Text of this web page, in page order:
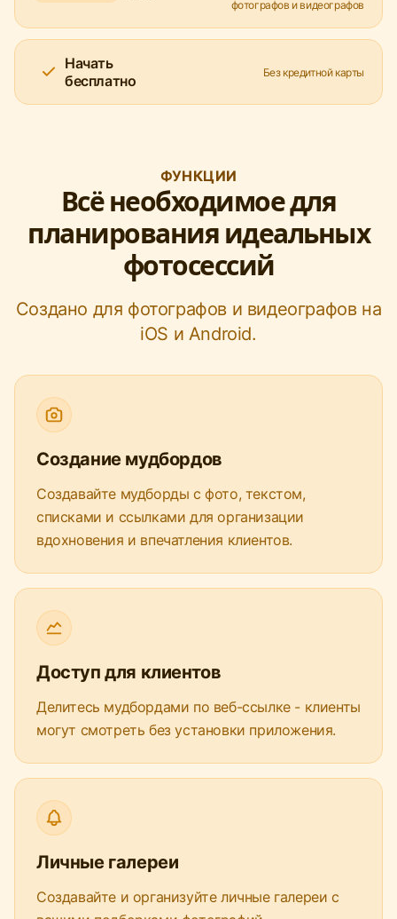
фотографов и видеографов
Начать
бесплатно
Без кредитной карты
ФУНКЦИИ
Всё необходимое для
планирования идеальных
фотосессий
Создано для фотографов и видеографов на
iOS и Android.
Создание мудбордов
Создавайте мудборды с фото, текстом,
списками и ссылками для организации
вдохновения и впечатления клиентов.
Доступ для клиентов
Делитесь мудбордами по веб-ссылке - клиенты
могут смотреть без установки приложения.
Личные галереи
Создавайте и организуйте личные галереи с